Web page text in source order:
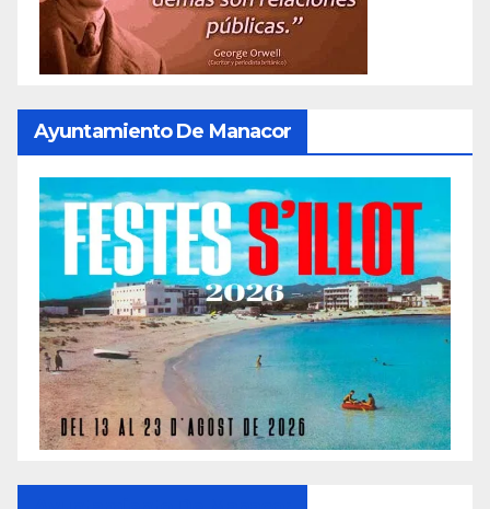
Ayuntamiento De Manacor